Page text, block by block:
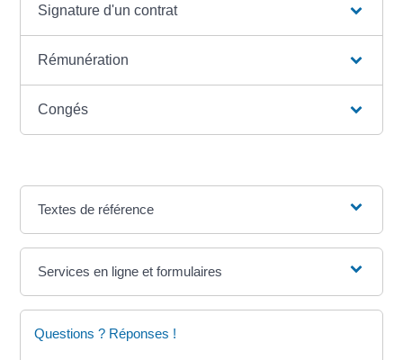
Signature d'un contrat
Rémunération
Congés
Textes de référence
Services en ligne et formulaires
Questions ? Réponses !